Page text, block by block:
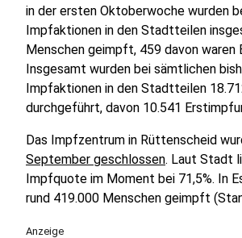
in der ersten Oktoberwoche wurden
Impfaktionen in den Stadtteilen
Menschen geimpft, 459 davon waren
Insgesamt wurden bei sämtlichen
Impfaktionen in den Stadtteilen
durchgeführt, davon 10.541
Das Impfzentrum in Rüttenscheid
September geschlossen. Laut Stadt
Impfquote im Moment bei 71,5%. In
rund 419.000 Menschen geimpft
Anzeige